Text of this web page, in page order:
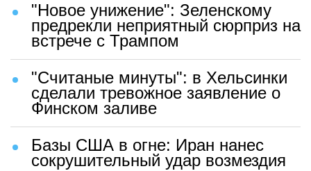
"Новое унижение": Зеленскому
предрекли неприятный сюрприз на
встрече с Трампом
"Считаные минуты": в Хельсинки
сделали тревожное заявление о
Финском заливе
Базы США в огне: Иран нанес
сокрушительный удар возмездия